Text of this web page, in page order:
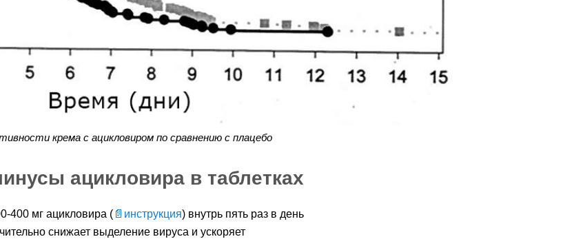
крема с ацикловиром по сравнению с плацебо
ацикловира в таблетках
400 мг ацикловира ( инструкция) внутрь пять раз в день
снижает выделение вируса и ускоряет